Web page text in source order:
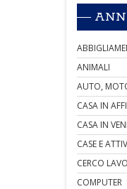
ANIMALI
AUTO,
CASA IN
CASA IN
CASE E
CERCO
COMPUTER